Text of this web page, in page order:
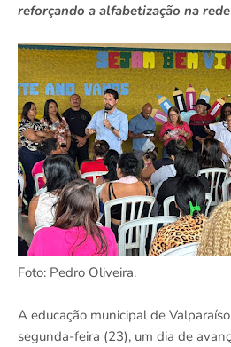
reforçando a alfabetização na
Foto: Pedro Oliveira.
A educação municipal de
segunda-feira (23), um dia de